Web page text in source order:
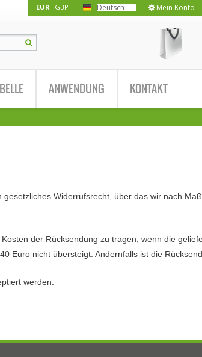
Deutsch Mein Konto
Ihre E-Mail-Adresse:
Ihr Passwort:
ANWENDUNG KONTAKT
Widerrufsrecht, über das wir nach
der Rücksendung zu tragen, wenn die
Euro nicht übersteigt. Andernfalls ist die
werden.